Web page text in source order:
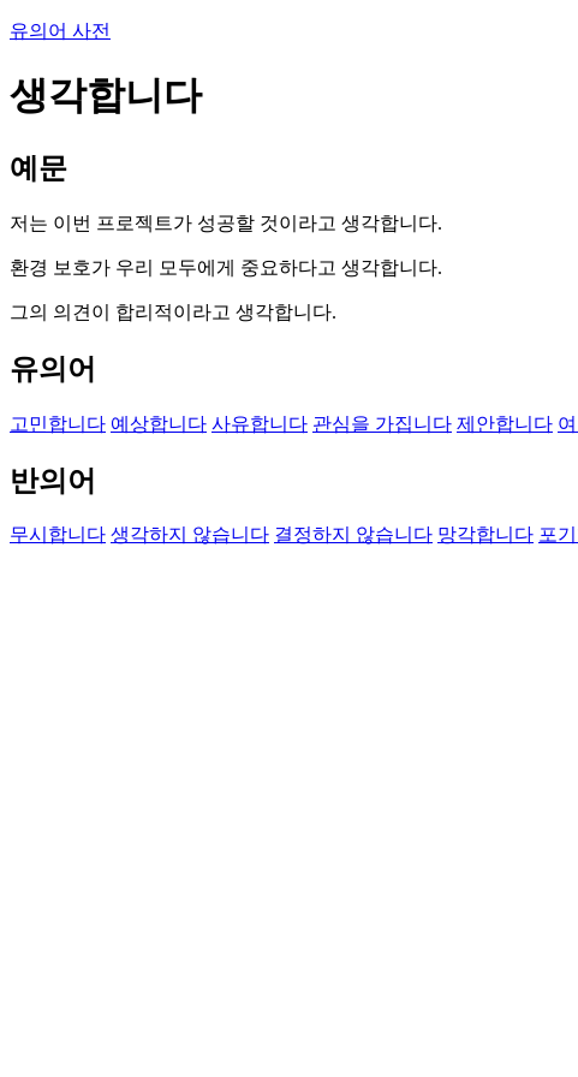
유의어 사전
생각합니다
예문
저는 이번 프로젝트가 성공할 것이라고 생각합니다.
환경 보호가 우리 모두에게 중요하다고 생각합니다.
그의 의견이 합리적이라고 생각합니다.
유의어
고민합니다 예상합니다 사유합니다 관심을 가집니다 제안합니다
반의어
무시합니다 생각하지 않습니다 결정하지 않습니다 망각합니다 포